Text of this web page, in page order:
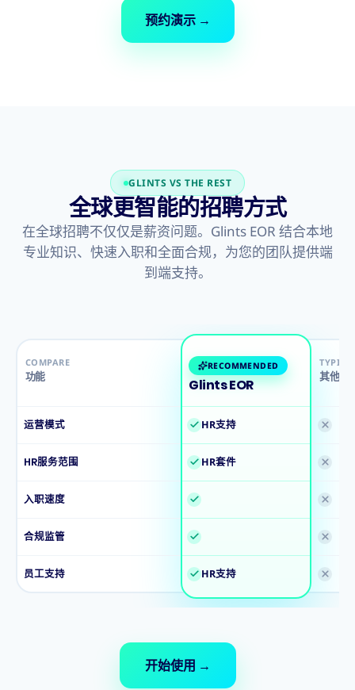
预约演示→
GLINTS VS THE REST
全球更智能的招聘方式
在全球招聘不仅仅是薪资问题。Glints EOR 结合本地
专业知识、快速入职和全面合规，为您的团队提供端
到端支持。
COMPARE
功能
RECOMMENDED
Glints EOR 其他供
运营模式 HR支持
HR服务范围 HR套件
入职速度
合规监管
员工支持 HR支持
开始使用 →